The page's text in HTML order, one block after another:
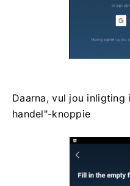
Daarna, vul jou
handel"-knoppie